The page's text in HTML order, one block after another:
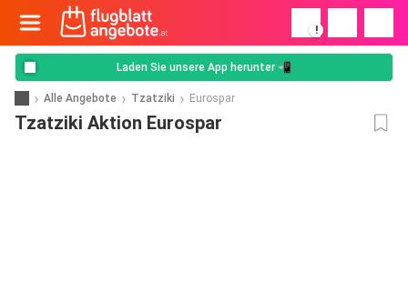
!
Laden Sie unsere App herunter 📲
Alle Angebote Tzatziki Eurospar
Tzatziki Aktion Eurospar